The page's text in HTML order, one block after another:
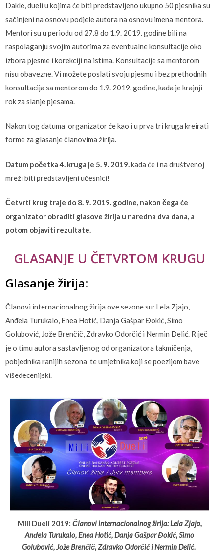
Dakle, dueli u kojima će biti predstavljeno ukupno 50 pjesnika su
sačinjeni na osnovu podjele autora na osnovu imena mentora.
Mentori su u periodu od 27.8 do 1.9. 2019. godine bili na
raspolaganju svojim autorima za eventualne konsultacije oko
izbora pjesme i korekciji na istima. Konsultacije sa mentorom
nisu obavezne. Vi možete poslati svoju pjesmu i bez prethodnih
konsultacija sa mentorom do 1.9. 2019. godine, kada je krajnji
rok za slanje pjesama.
Nakon tog datuma, organizator će kao i u prva tri kruga kreirati
forme za glasanje članovima žirija.
Datum početka 4. kruga je 5. 9. 2019.kada će i na društvenoj
mreži biti predstavljeni učesnici!
Četvrti krug traje do 8. 9. 2019. godine, nakon čega će
organizator obraditi glasove žirija u naredna dva dana, a
potom objaviti rezultate.
GLASANJE U ČETVRTOM KRUGU
Glasanje žirija:
Članovi internacionalnog žirija ove sezone su: Lela Zjajo,
Anđela Turukalo, Enea Hotić, Danja Gašpar Đokić, Simo
Golubović, Jože Brenčič, Zdravko Odorčić i Nermin Delić. Riječ
je o timu autora sastavljenog od organizatora takmičenja,
pobjednika ranijih sezona, te umjetnika koji se poezijom bave
višedecenijski.
Mili Dueli 2019: Članovi internacionalnog žirija: Lela Zjajo,
Anđela Turukalo, Enea Hotić, Danja Gašpar Đokić, Simo
Golubović, Jože Brenčič, Zdravko Odorčić i Nermin Delić.